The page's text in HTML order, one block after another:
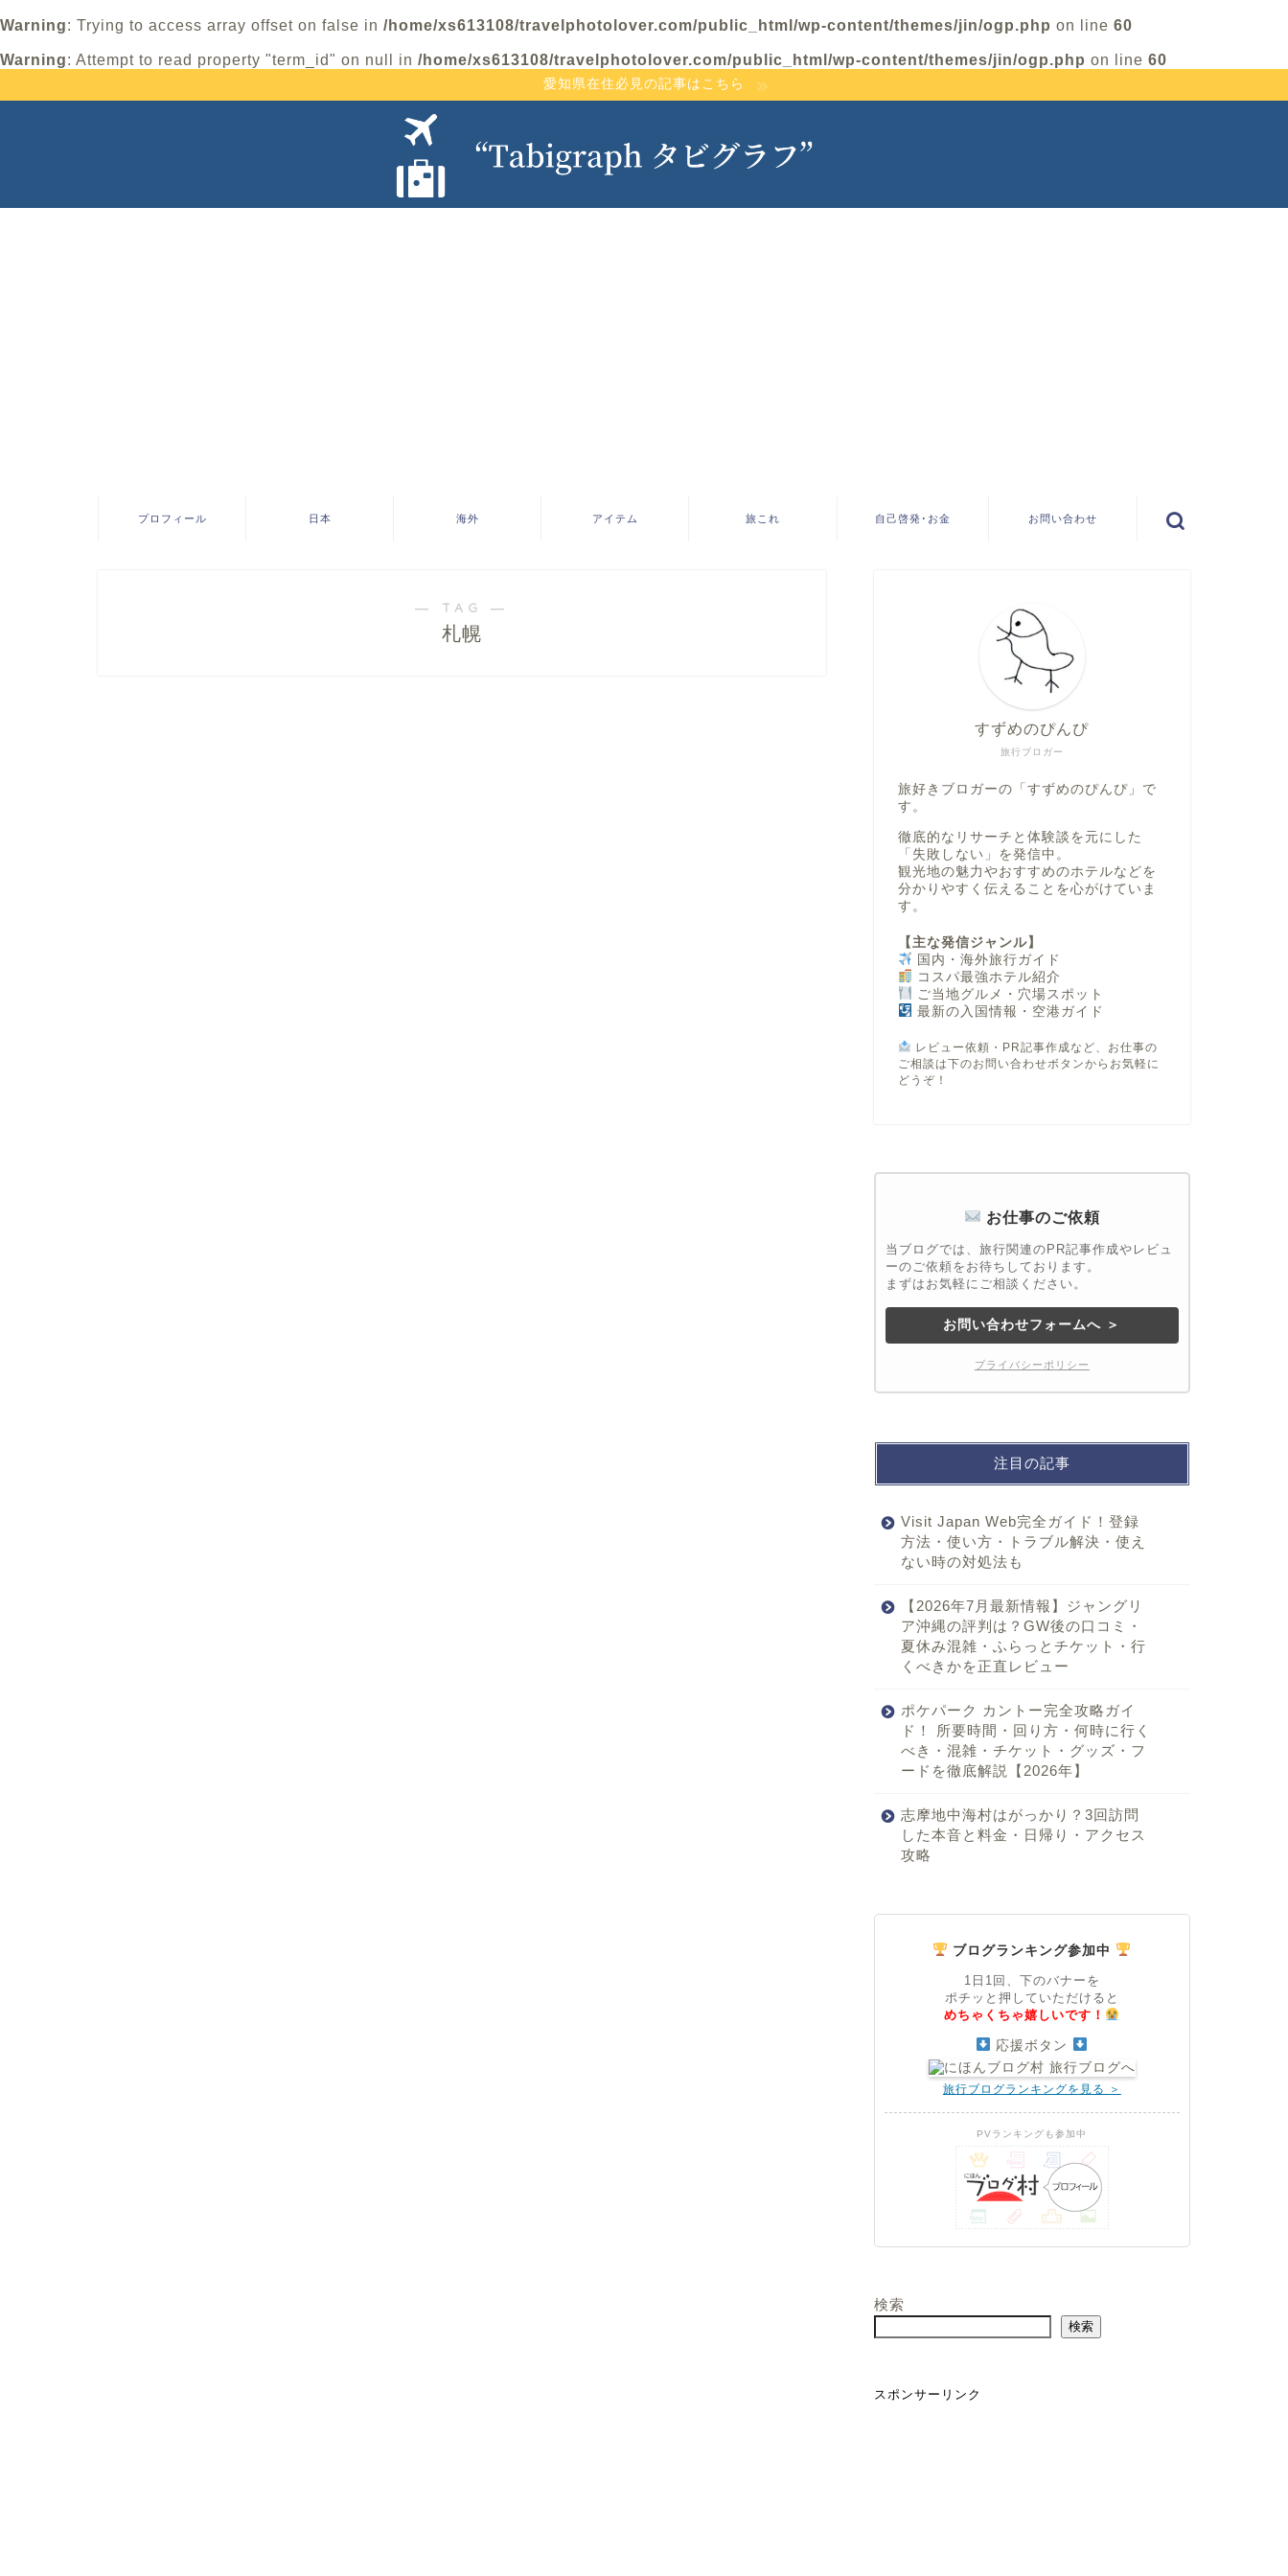
Warning: Trying to access array offset on false in /home/xs613108/travelphotolover.com/public_html/wp-content/themes/jin/ogp.php on line 60
Warning: Attempt to read property "term_id" on null in /home/xs613108/travelphotolover.com/public_html/wp-content/themes/jin/ogp.php on line 60
愛知県在住必見の記事はこちら
プロフィール 日本 海外 アイテム 旅これ 自己啓発･お金 お問い合わせ
― TAG ―
札幌
旅行ブロガー
すずめのぴんぴ
旅好きブロガーの「すずめのぴんぴ」で
す。
徹底的なリサーチと体験談を元にした
「失敗しない」 を発信中。
観光地の魅力やおすすめのホテルなどを
分かりやすく伝えることを心がけていま
す。
【主な発信ジャンル】
国内・海外旅行ガイド
コスパ最強ホテル紹介
ご当地グルメ・穴場スポット
最新の入国情報・空港ガイド
レビュー依頼・PR記事作成など、お仕事の
ご相談は下のお問い合わせボタンからお気軽に
どうぞ！
お仕事のご依頼
当ブログでは、旅行関連のPR記事作成やレビュ
ーのご依頼をお待ちしております。
まずはお気軽にご相談ください。
お問い合わせフォームへ ＞
プライバシーポリシー
注目の記事
Visit Japan Web完全ガイド！登録
方法・使い方・トラブル解決・使え
ない時の対処法も
【2026年7月最新情報】ジャングリ
ア沖縄の評判は？GW後の口コミ・
夏休み混雑・ふらっとチケット・行
くべきかを正直レビュー
ポケパーク カントー完全攻略ガイ
ド！ 所要時間・回り方・何時に行く
べき・混雑・チケット・グッズ・フ
ードを徹底解説【2026年】
志摩地中海村はがっかり？3回訪問
した本音と料金・日帰り・アクセス
攻略
ブログランキング参加中
1日1回、下のバナーを
ポチッと押していただけると
めちゃくちゃ嬉しいです！
応援ボタン
旅行ブログランキングを見る ＞
PVランキングも参加中
検索
検索
スポンサーリンク